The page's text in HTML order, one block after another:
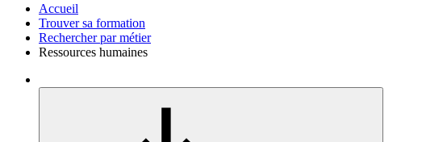
Accueil
Trouver sa formation
Rechercher par métier
Ressources humaines